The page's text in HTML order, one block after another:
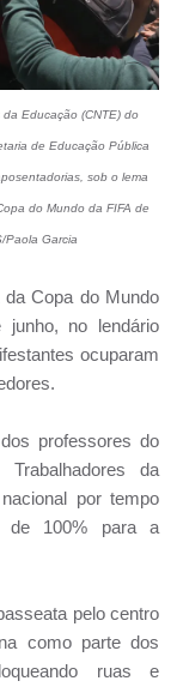
Educação (CNTE) do
de Educação Pública
sob o lema
do Mundo da FIFA de
Paola Garcia
Copa do Mundo
no lendário
ocuparam
professores do
da
por tempo
de 100% para a
pelo centro
como parte dos
ruas e